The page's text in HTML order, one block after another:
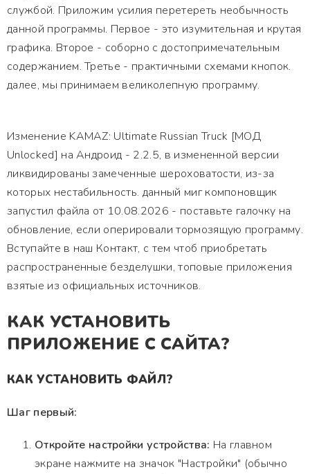
службой. Приложим усилия перетереть необычность
данной программы. Первое - это изумительная и крутая
графика. Второе - соборно с достопримечательным
содержанием. Третье - практичными схемами кнопок.
далее, мы принимаем великолепную программу.
Изменение KAMAZ: Ultimate Russian Truck [МОД
Unlocked] на Андроид - 2.2.5, в измененной версии
ликвидированы замеченные шероховатости, из-за
которых нестабильность. данный миг компоновщик
запустил файла от 10.08.2026 - поставьте галочку на
обновление, если оперировали тормозящую программу.
Вступайте в наш Контакт, с тем чтоб приобретать
распространенные безделушки, топовые приложения
взятые из официальных источников.
КАК УСТАНОВИТЬ
ПРИЛОЖЕНИЕ С САЙТА?
КАК УСТАНОВИТЬ ФАЙЛ?
Шаг первый:
Откройте настройки устройства: На главном
экране нажмите на значок "Настройки" (обычно